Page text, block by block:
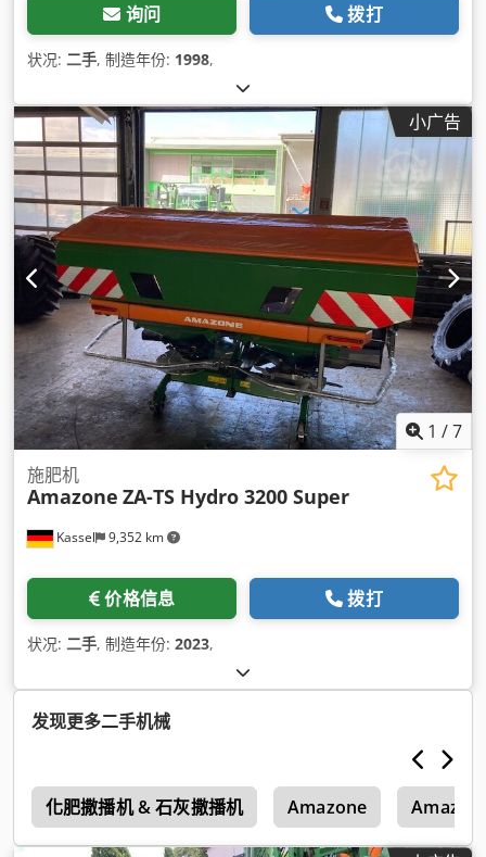
询问 拨打
状况: 二手, 制造年份: 1998,
小广告
1 /7
Kassel 9,352 km
施肥机
Amazone ZA-TS Hydro 3200 Super
价格信息 拨打
状况: 二手, 制造年份: 2023,
发现更多二手机械
化肥撒播机 & 石灰撒播机 Amazone